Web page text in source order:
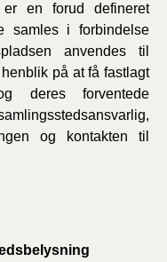
er en forud defineret
samles i forbindelse
anvendes til
på at få fastlagt
deres forventede
og kontakten til